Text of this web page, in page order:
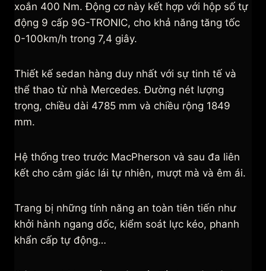
xoắn 400 Nm. Động cơ này kết hợp với hộp số tự
động 9 cấp 9G-TRONIC, cho khả năng tăng tốc
0-100km/h trong 7,4 giây.
Thiết kế sedan hàng duy nhất với sự tinh tế và
thể thao từ nhà Mercedes. Đường nét lượng
trọng, chiều dài 4785 mm và chiều rộng 1849
mm.
Hệ thống treo trước MacPherson và sau đa liên
kết cho cảm giác lái tự nhiên, mượt mà và êm ái.
Trang bị những tính năng an toàn tiên tiến như
khởi hành ngang dốc, kiểm soát lực kéo, phanh
khẩn cấp tự động…